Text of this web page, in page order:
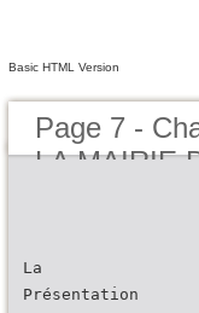
Basic HTML Version
Page 7 -
LA MAIRIE
La
Présentation